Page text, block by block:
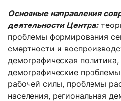
Основные направления
деятельности Центра:
проблемы формирования
смертности и
демографическая
демографические
рабочей силы, проблемы
населения, региональная